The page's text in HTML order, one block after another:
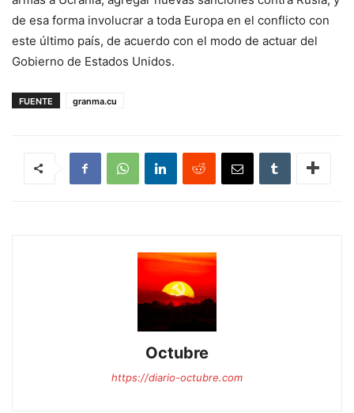
de esa forma involucrar a toda Europa en el conflicto con
este último país, de acuerdo con el modo de actuar del
Gobierno de Estados Unidos.
FUENTE granma.cu
Octubre
https://diario-octubre.com